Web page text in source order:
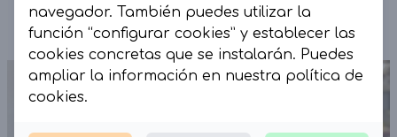
navegador. También puedes utilizar la
función “configurar cookies” y establecer las
cookies concretas que se instalarán. Puedes
ampliar la información en nuestra política de
cookies.